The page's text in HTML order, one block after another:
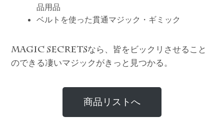
品用品
ベルトを使った貫通マジック・ギミック
MAGIC SECRETSなら、皆をビックリさせること
のできる凄いマジックがきっと見つかる。
商品リストへ